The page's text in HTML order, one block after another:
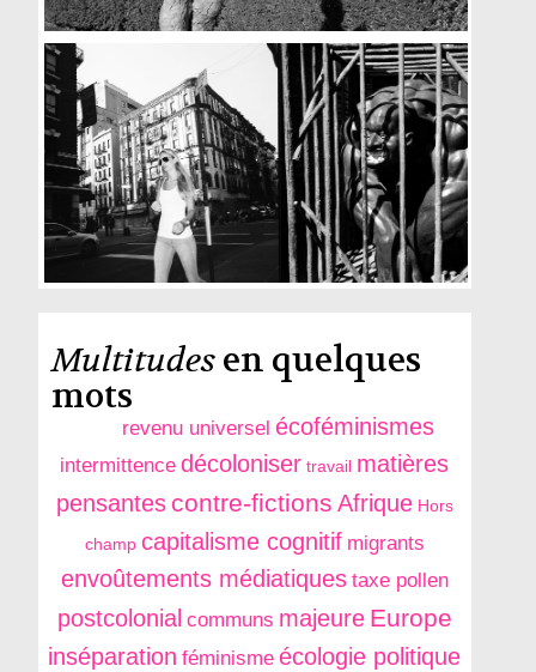
Multitudesen quelques
mots
revenu universel écoféminismes
intermittence décoloniser travail matières
pensantes contre-fictions Afrique Hors
champ capitalisme cognitif migrants
envoûtements médiatiques taxe pollen
postcolonial communs majeure Europe
inséparation féminisme écologie politique